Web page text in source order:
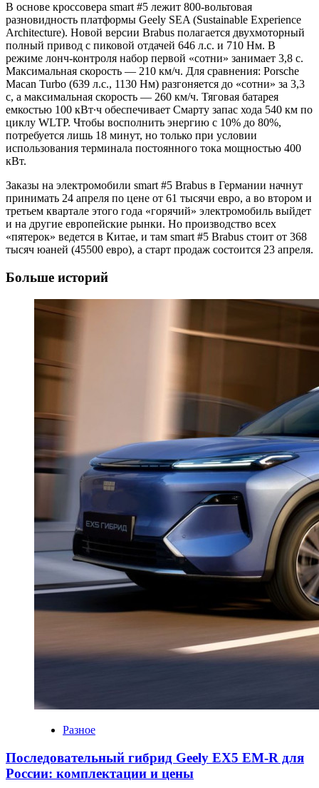
В основе кроссовера smart #5 лежит 800-вольтовая
разновидность платформы Geely SEA (Sustainable Experience
Architecture). Новой версии Brabus полагается двухмоторный
полный привод с пиковой отдачей 646 л.с. и 710 Нм. В
режиме лонч-контроля набор первой «сотни» занимает 3,8 с.
Максимальная скорость — 210 км/ч. Для сравнения: Porsche
Macan Turbo (639 л.с., 1130 Нм) разгоняется до «сотни» за 3,3
с, а максимальная скорость — 260 км/ч. Тяговая батарея
емкостью 100 кВт∙ч обеспечивает Смарту запас хода 540 км по
циклу WLTP. Чтобы восполнить энергию с 10% до 80%,
потребуется лишь 18 минут, но только при условии
использования терминала постоянного тока мощностью 400
кВт.
Заказы на электромобили smart #5 Brabus в Германии начнут
принимать 24 апреля по цене от 61 тысячи евро, а во втором и
третьем квартале этого года «горячий» электромобиль выйдет
и на другие европейские рынки. Но производство всех
«пятерок» ведется в Китае, и там smart #5 Brabus стоит от 368
тысяч юаней (45500 евро), а старт продаж состоится 23 апреля.
Больше историй
Разное
Последовательный гибрид Geely EX5 EM-R для
России: комплектации и цены